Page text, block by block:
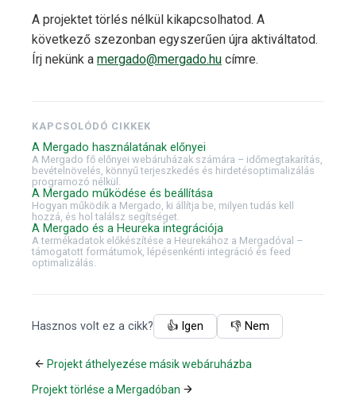
A projektet törlés nélkül kikapcsolhatod. A
következő szezonban egyszerűen újra aktiváltatod.
Írj nekünk a mergado@mergado.hu címre.
KAPCSOLÓDÓ CIKKEK
A Mergado használatának előnyei
A Mergado fő előnyei webáruházak számára – időmegtakarítás,
bevételnövelés, könnyű terjeszkedés és hirdetésoptimalizálás
programozó nélkül.
A Mergado működése és beállítása
Hogyan működik a Mergado, ki állítja be, milyen tudás kell
hozzá, és hol találsz segítséget.
A Mergado és a Heureka integrációja
A termékadatok előkészítése a Heurekához a Mergadóval –
támogatott formátumok, lépésenkénti integráció és feed
optimalizálás.
Hasznos volt ez a cikk? 👍 Igen 👎 Nem
Projekt áthelyezése másik webáruházba
Projekt törlése a Mergadóban